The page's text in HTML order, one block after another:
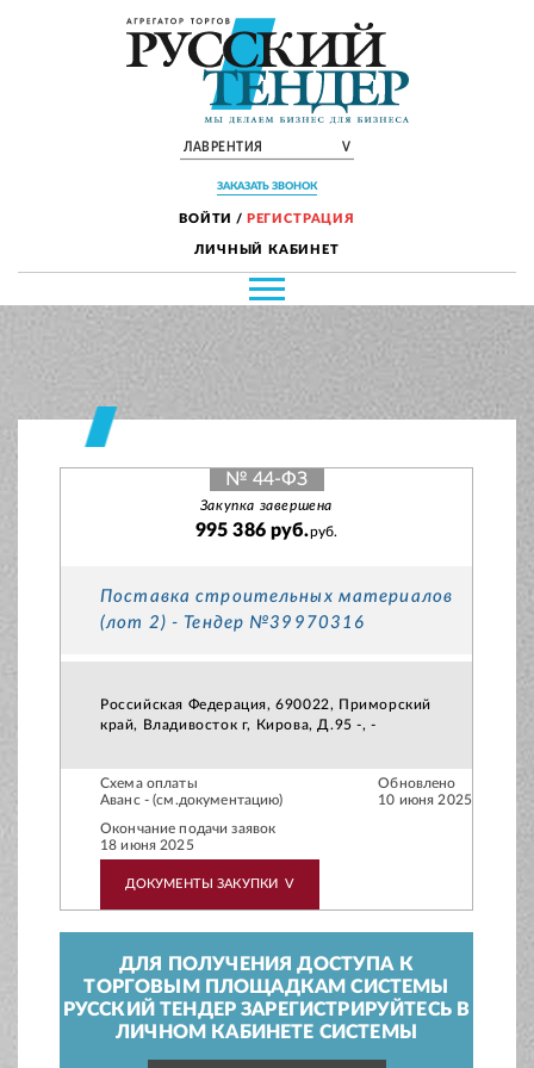
ЛАВРЕНТИЯ V
ЗАКАЗАТЬ ЗВОНОК
ВОЙТИ / РЕГИСТРАЦИЯ
ЛИЧНЫЙ КАБИНЕТ
№ 44-ФЗ
Закупка завершена
995 386 руб.руб.
Поставка строительных материалов
(лот 2) - Тендер №39970316
Российская Федерация, 690022, Приморский
край, Владивосток г, Кирова, Д.95 -, -
Схема оплаты
Аванс - (см.документацию)
Обновлено
10 июня 2025
Окончание подачи заявок
18 июня 2025
ДОКУМЕНТЫ ЗАКУПКИ V
ДЛЯ ПОЛУЧЕНИЯ ДОСТУПА К
ТОРГОВЫМ ПЛОЩАДКАМ СИСТЕМЫ
РУССКИЙ ТЕНДЕР ЗАРЕГИСТРИРУЙТЕСЬ В
ЛИЧНОМ КАБИНЕТЕ СИСТЕМЫ